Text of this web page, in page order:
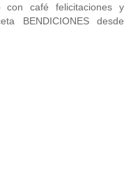
con café felicitaciones y
BENDICIONES desde